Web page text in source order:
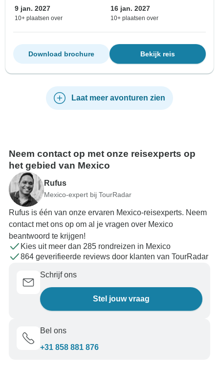
9 jan. 2027
10+ plaatsen over
16 jan. 2027
10+ plaatsen over
Bekijk reis
Download brochure
Laat meer avonturen zien
Neem contact op met onze reisexperts op
het gebied van Mexico
Rufus
Mexico-expert bij TourRadar
Rufus is één van onze ervaren Mexico-reisexperts. Neem
contact met ons op om al je vragen over Mexico
beantwoord te krijgen!
Kies uit meer dan 285 rondreizen in Mexico
864 geverifieerde reviews door klanten van TourRadar
Schrijf ons
Stel jouw vraag
Bel ons
+31 858 881 876